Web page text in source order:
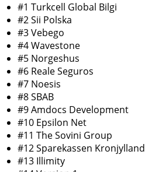
#1 Turkcell Global Bilgi
#2 Sii Polska
#3 Vebego
#4 Wavestone
#5 Norgeshus
#6 Reale Seguros
#7 Noesis
#8 SBAB
#9 Amdocs Development
#10 Epsilon Net
#11 The Sovini Group
#12 Sparekassen Kronjylland
#13 Illimity